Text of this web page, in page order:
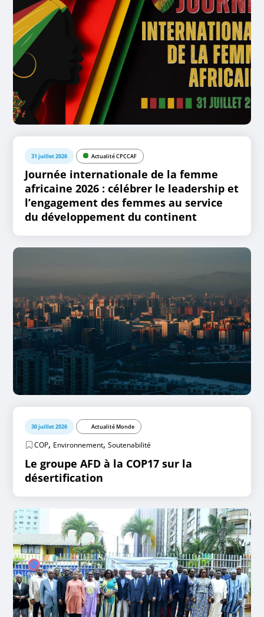
31 juillet 2026 Actualité CPCCAF
Journée internationale de la femme
africaine 2026 : célébrer le leadership et
l’engagement des femmes au service
du développement du continent
30 juillet 2026 Actualité Monde
COP, Environnement,Soutenabilité
Le groupe AFD à la COP17 sur la
désertification